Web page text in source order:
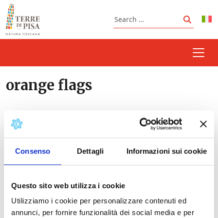
Consenso Dettagli Informazioni sui cookie
Questo sito web utilizza i cookie
Utilizziamo i cookie per personalizzare contenuti ed
annunci, per fornire funzionalità dei social media e per
Skip to content
Search
Search
orange flags
Prossimi eventi
San Lorenzo Feast and "Palio” | Guardistallo-
Palio of San Rocco Pilgrim | San Miniato
14/08/2026 - 16/08/2026 - 18:00 - 23:30
Crossbow contest City of Volterra - 22/08/2026 -